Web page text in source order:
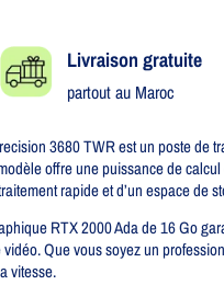
Livraison gratuite​
partout au Maroc
3680 TWR est un poste de
offre une puissance de
rapide et d’un espace de
RTX 2000 Ada de 16 Go
Que vous soyez un
vitesse.